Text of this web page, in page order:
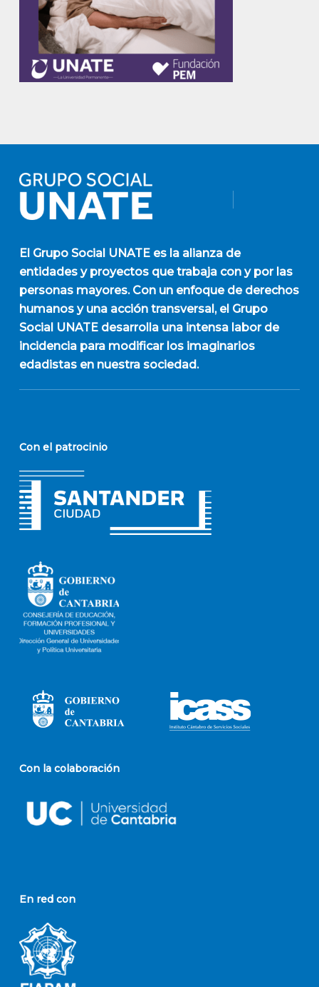
El Grupo Social UNATEes la alianza de
entidades y proyectos que trabaja con y por las
personas mayores. Con un enfoque de derechos
humanos y una acción transversal, el Grupo
Social UNATE desarrolla una intensa labor de
incidencia para modificar los imaginarios
edadistas en nuestra sociedad.
Con el patrocinio
Con la colaboración
En red con